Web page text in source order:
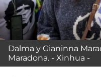
Dalma y Gianinna
Maradona. - Xinhua -